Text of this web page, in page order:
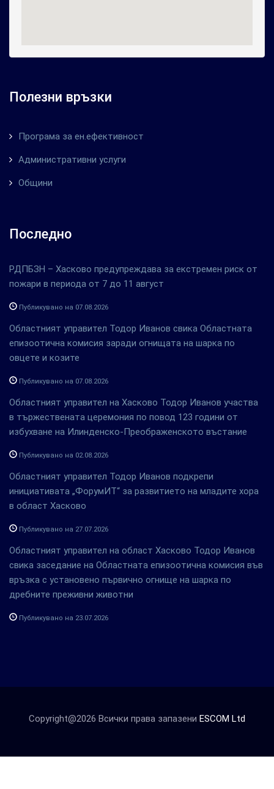
Полезни връзки
Програма за ен.ефективност
Административни услуги
Общини
Последно
РДПБЗН – Хасково предупреждава за екстремен риск от
пожари в периода от 7 до 11 август
Публикувано на 07.08.2026
Областният управител Тодор Иванов свика Областната
епизоотична комисия заради огнищата на шарка по
овцете и козите
Публикувано на 07.08.2026
Областният управител на Хасково Тодор Иванов участва
в тържествената церемония по повод 123 години от
избухване на Илинденско-Преображенското въстание
Публикувано на 02.08.2026
Областният управител Тодор Иванов подкрепи
инициативата „ФорумИТ“ за развитието на младите хора
в област Хасково
Публикувано на 27.07.2026
Областният управител на област Хасково Тодор Иванов
свика заседание на Областната епизоотична комисия във
връзка с установено първично огнище на шарка по
дребните преживни животни
Публикувано на 23.07.2026
Copyright@2026 Всички права запазени ESCOM Ltd